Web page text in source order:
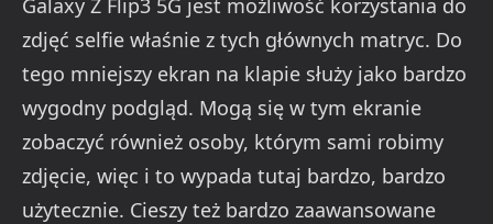
Galaxy Z Flip3 5G jest możliwość korzystania do
zdjęć selfie właśnie z tych głównych matryc. Do
tego mniejszy ekran na klapie służy jako bardzo
wygodny podgląd. Mogą się w tym ekranie
zobaczyć również osoby, którym sami robimy
zdjęcie, więc i to wypada tutaj bardzo, bardzo
użytecznie. Cieszy też bardzo zaawansowane